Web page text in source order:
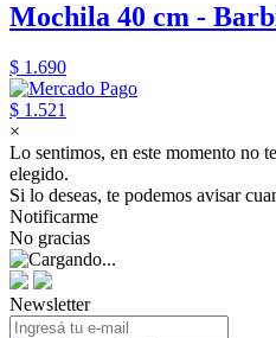
Mochila 40 cm -
$ 1.690
$ 1.521
×
Lo sentimos, en este momento no
elegido.
Si lo deseas, te podemos avisar
Notificarme
No gracias
Newsletter